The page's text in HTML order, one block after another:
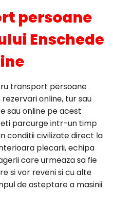
persoane
Enschede
transport persoane
online, tur sau
sau online pe acest
parcurge intr-un timp
conditii civilizate direct la
plecarii, echipa
care urmeaza sa fie
si vor reveni si cu alte
de asteptare a masinii